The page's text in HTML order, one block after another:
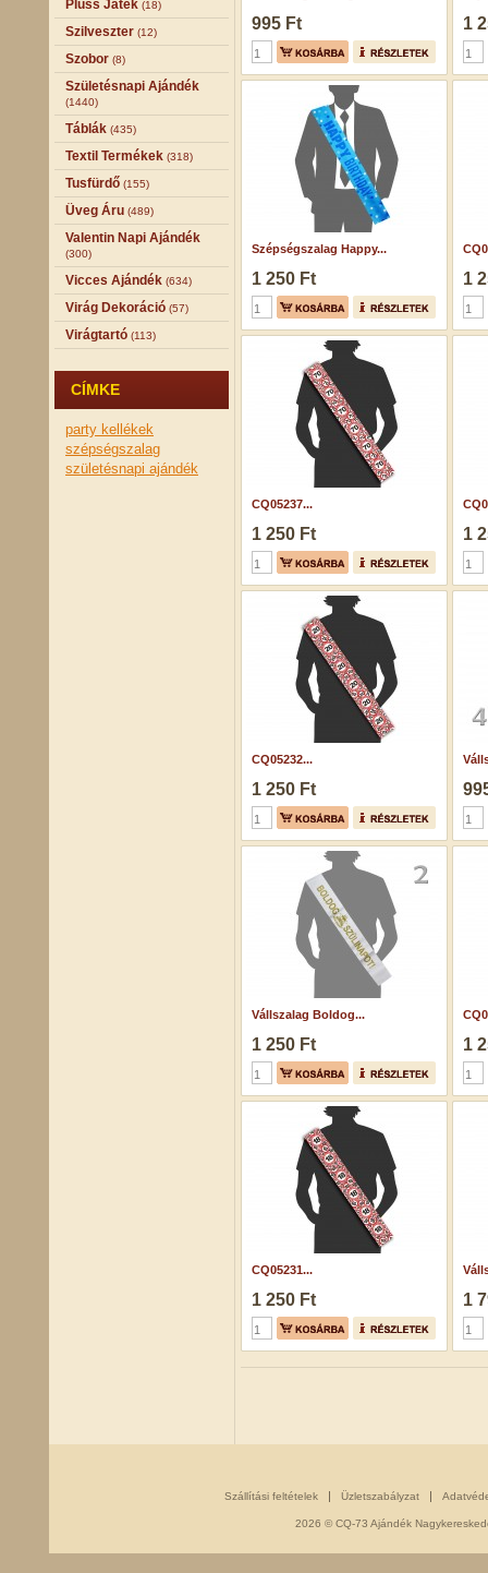
Plüss Játék (18)
Szilveszter (12)
Szobor (8)
Születésnapi Ajándék
(1440)
Táblák (435)
Textil Termékek (318)
Tusfürdő (155)
Üveg Áru (489)
Valentin Napi Ajándék
(300)
Vicces Ajándék (634)
Virág Dekoráció (57)
Virágtartó (113)
CÍMKE
party kellékek
szépségszalag
születésnapi ajándék
995 Ft 1
Szépségszalag Happy...
1 250 Ft 1
CQ05237...
1 250 Ft 1
CQ05232...
1 250 Ft
Vállszalag Boldog...
1 250 Ft 1
CQ05231...
1 250 Ft 1
Szállítási feltételek Üzletszabályzat
2026 © CQ-73 Ajándék